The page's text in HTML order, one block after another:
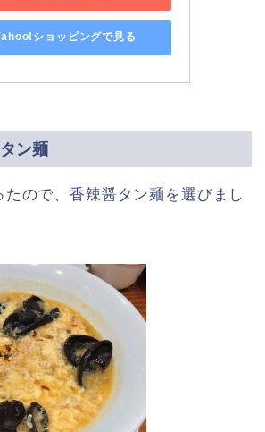
ショッピングで見る
ン麺
ので、香辣醤タン麺を選びまし